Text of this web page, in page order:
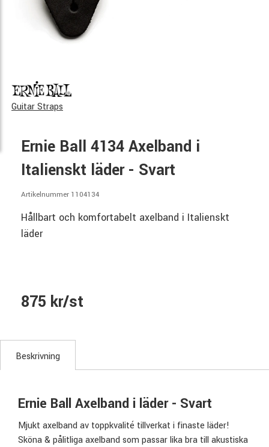
Guitar Straps
Ernie Ball 4134 Axelband i
Italienskt läder - Svart
Artikelnummer 1104134
Hållbart och komfortabelt axelband i Italienskt
läder
875 kr/st
Beskrivning
Ernie Ball Axelband i läder - Svart
Mjukt axelband av toppkvalité tillverkat i finaste läder!
Sköna & pålitliga axelband som passar lika bra till akustiska